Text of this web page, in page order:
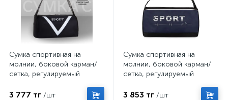
Сумка спортивная на
молнии, боковой карман/
сетка, регулируемый
цвет чёрный
3 777 тг /шт
Сумка спортивная на
молнии, боковой карман/
сетка, регулируемый
цвет чёрный/синий
3 853 тг /шт